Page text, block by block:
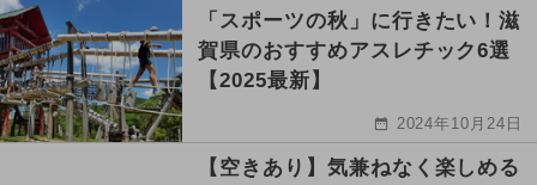
「スポーツの秋」に行きたい！滋
賀県のおすすめアスレチック6選
【2025最新】
2024年10月24日
【空きあり】気兼ねなく楽しめる